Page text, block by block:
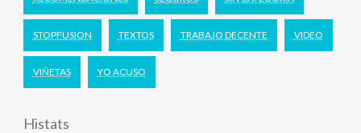
STOPFUSION TEXTOS TRABAJO DECENTE VIDEO
VIÑETAS YO ACUSO
Histats